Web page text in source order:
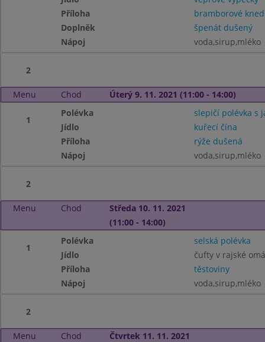
Příloha
bramborové
Doplněk
špenát dušený
Nápoj
voda,sirup,mléko
2
Menu Chod Úterý 9. 11. 2021 (11:00 - 14:00)
1
Polévka
slepičí polévka s
Jídlo
kuřecí čína
Příloha
rýže dušená
Nápoj
voda,sirup,mléko
2
Menu Chod
Středa 10. 11. 2021
(11:00 - 14:00)
1
Polévka
selská polévka
Jídlo
čufty v rajské
Příloha
těstoviny
Nápoj
voda,sirup,mléko
2
Menu Chod
Čtvrtek 11. 11. 2021